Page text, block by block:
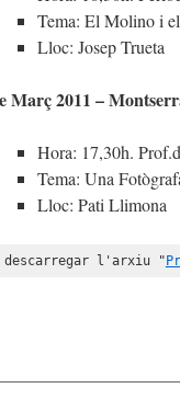
Tema: El Molino i
Lloc: Josep Trueta
Març 2011 –
Hora: 17,30h.
Tema: Una
Lloc: Pati Llimona
descarregar l'arxiu "